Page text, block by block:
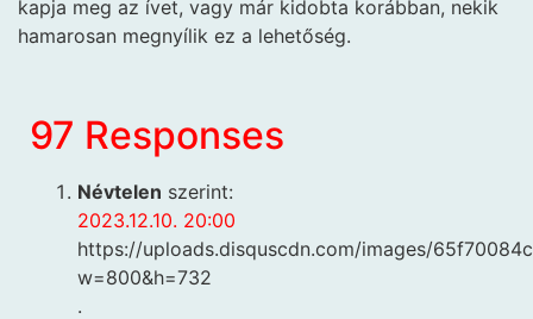
kapja meg az ívet, vagy már kidobta korábban, nekik
hamarosan megnyílik ez a lehetőség.
97 Responses
Névtelen szerint:
2023.12.10. 20:00
https://uploads.disquscdn.com/images/
w=800&h=732
.